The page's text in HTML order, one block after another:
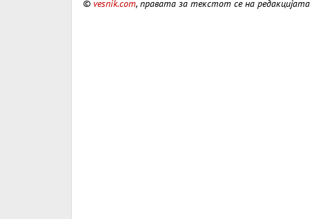
© vesnik.com, правата за текстот се на редакцијата